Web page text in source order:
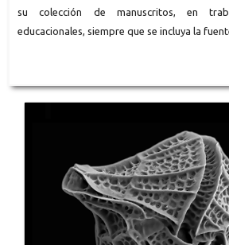
su colección de manuscritos, en
educacionales, siempre que se incluya la